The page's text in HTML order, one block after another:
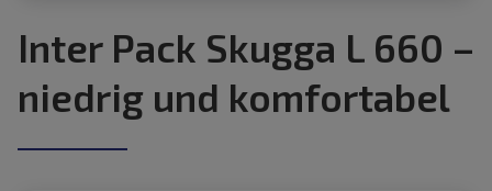
Inter Pack Skugga L 660 –
niedrig und komfortabel